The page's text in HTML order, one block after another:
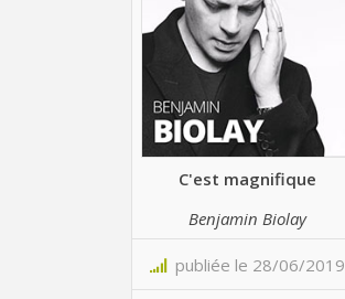
C'est magnifique
Benjamin Biolay
publiée le 28/06/2019